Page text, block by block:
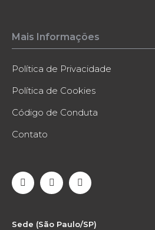
Mais Informações
Política de Privacidade
Política de Cookies
Código de Conduta
Contato
Sede (São Paulo/SP)